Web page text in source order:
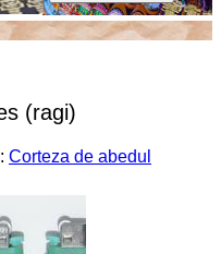
(ragi)
Corteza de abedul